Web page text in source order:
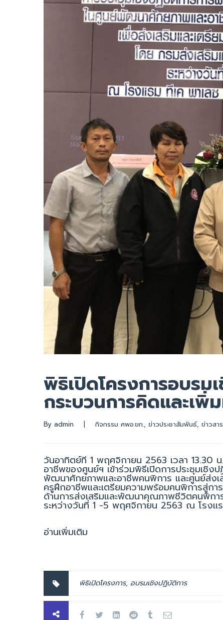
พิธิเปิดโครงการอบร
กระบวนการคิดและเ
By admin | กิจกรรม ศพอ.ขก., ข่าวประชาสัมพันธ์, ข่าวสา
วันอาทิตย์ที่ 1 พฤศจิกายน 2563 เวลา 13.30
อาชีพของศูนย์ฯ เข้าร่วมพิธีเปิดการประชุมเชิ
พัฒนาศักยภาพและอาชีพคนพิการ และศูนย์ส่ง
ครูฝึกอาชีพและเตรียมความพร้อมคนพิการสู่ก
ด้านการส่งเสริมและพัฒนาคุณภาพชีวิตคนพิกา
ระหว่างวันที่ 1 -5 พฤศจิกายน 2563 ณ โรงแ
อ่านเพิ่มเติม
พิธิเปิดโครงการ, อบรมเชิงปฏิบัติการ